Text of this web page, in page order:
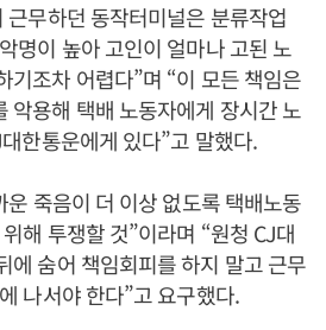
근무하던 동작터미널은 분류작업
명이 높아 고인이 얼마나 고된 노
기조차 어렵다”며 “이 모든 책임은
악용해 택배 노동자에게 장시간 노
한통운에게 있다”고 말했다.
죽음이 더 이상 없도록 택배노동
해 투쟁할 것”이라며 “원청 CJ대
에 숨어 책임회피를 하지 말고 근무
나서야 한다”고 요구했다.